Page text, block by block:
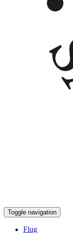
Toggle navigation
Flug